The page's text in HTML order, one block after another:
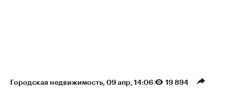
Городская недвижимость 09 апр, 14:06 19 894